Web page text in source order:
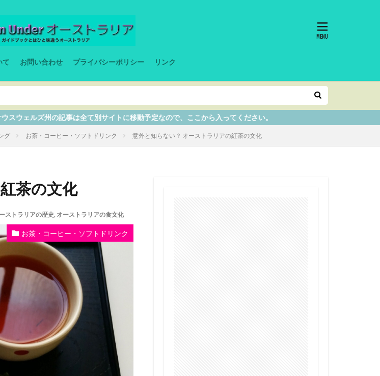
て お問い合わせ プライバシーポリシー リンク
全て別サイトに移動予定なので、ここから入ってください。
グ お茶・コーヒー・ソフトドリンク 意外と知らない？ オーストラリアの紅茶の文化
茶の文化
ストラリアの歴史, オーストラリアの食文化
お茶・コーヒー・ソフトドリンク